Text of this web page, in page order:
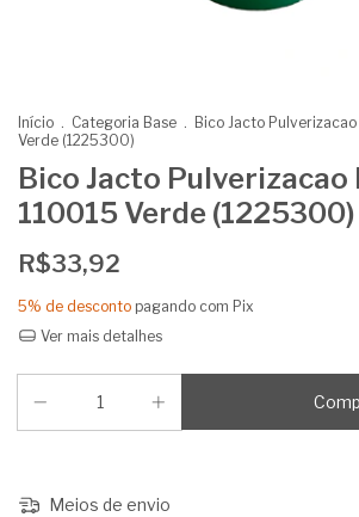
Início . Categoria Base . Bico Jacto
Verde (1225300)
Bico Jacto Pulverizacao
110015 Verde (1225300)
R$33,92
5% de desconto pagando com Pix
Ver mais detalhes
Meios de envio